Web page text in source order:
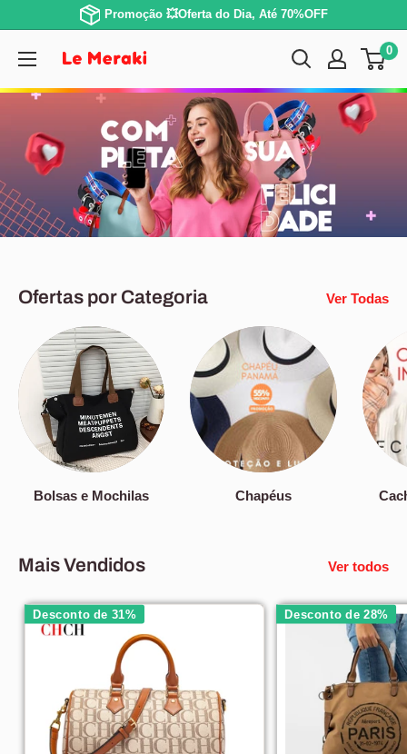
Promoção 💥Oferta do Dia, Até 70%OFF
0
Ofertas por Categoria Ver Todas
Bolsas e Mochilas Chapéus
Mais Vendidos Ver todos
Desconto de 31% Desconto de 28%